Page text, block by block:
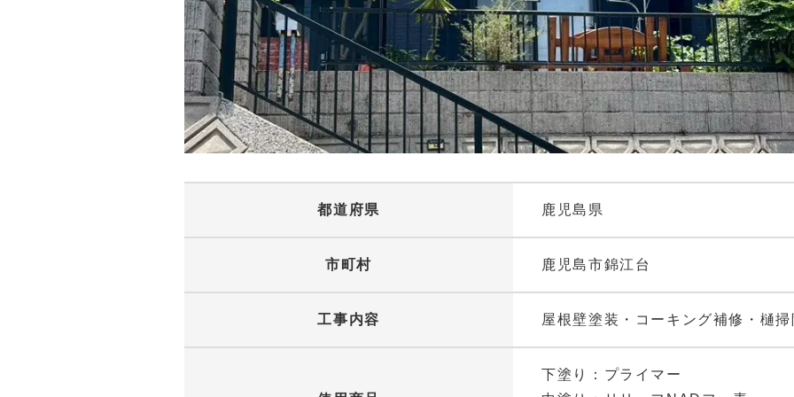
都道府県 鹿児島県
市町村 鹿児島市錦江台
工事内容 屋根壁塗装・コーキング補修・樋
下塗り：プライマー